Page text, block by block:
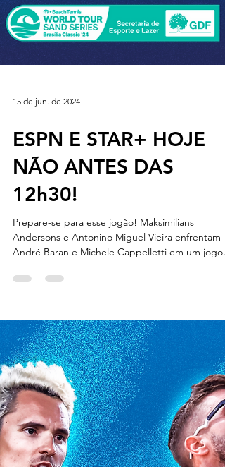
15 de jun. de 2024
ESPN E STAR+ HOJE
NÃO ANTES DAS
12h30!
Prepare-se para esse jogão! Maksimilians
Andersons e Antonino Miguel Vieira enfrentam
André Baran e Michele Cappelletti em um jogo
que...